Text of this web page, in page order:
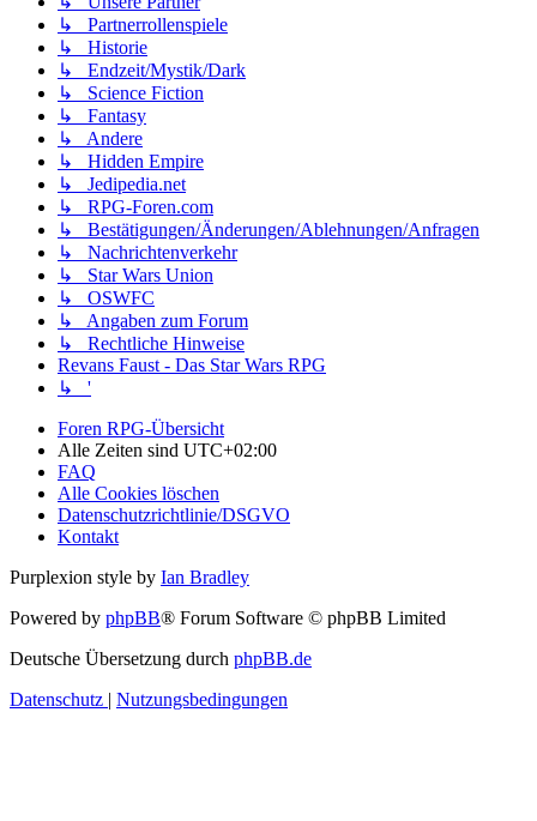
↳ Partnerrollenspiele
↳ Historie
↳ Endzeit/Mystik/Dark
↳ Science Fiction
↳ Fantasy
↳ Andere
↳ Hidden Empire
↳ Jedipedia.net
↳ RPG-Foren.com
↳ Bestätigungen/Änderungen/Ablehnungen/Anfragen
↳ Nachrichtenverkehr
↳ Star Wars Union
↳ OSWFC
↳ Angaben zum Forum
↳ Rechtliche Hinweise
Revans Faust - Das Star Wars RPG
↳ '
Foren RPG-Übersicht
Alle Zeiten sind UTC+02:00
FAQ
Alle Cookies löschen
Datenschutzrichtlinie/DSGVO
Kontakt
Purplexion style by Ian Bradley
Powered by phpBB® Forum Software © phpBB Limited
Deutsche Übersetzung durch phpBB.de
Datenschutz | Nutzungsbedingungen